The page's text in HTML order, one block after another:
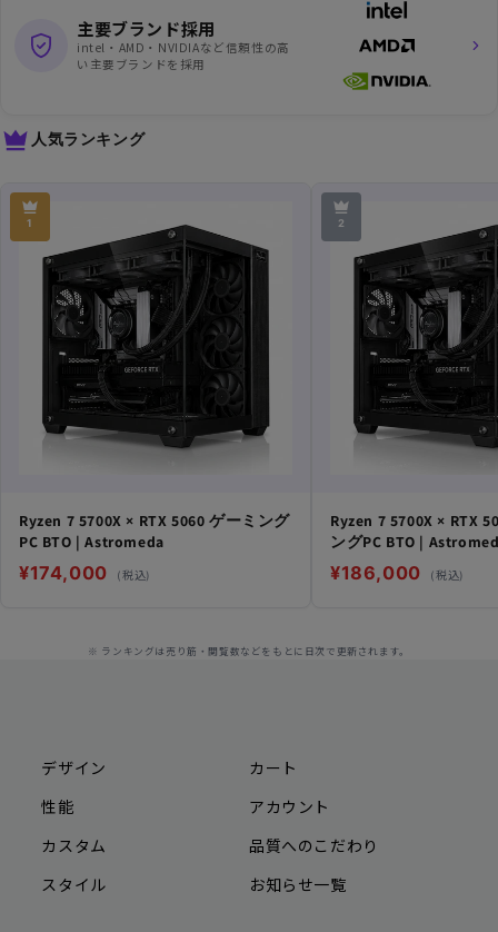
主要ブランド採用
intel・AMD・NVIDIAなど信頼性の高
い主要ブランドを採用
人気ランキング
1
Ryzen 7 5700X × RTX 5060 ゲーミング
PC BTO | Astromeda
¥174,000 (税込)
2
Ryzen 7 5700X × RTX
ングPC BTO |
¥186,000 (税込)
※ ランキングは売り筋・閲覧数などをもとに日次で更新されます。
デザイン
性能
カスタム
スタイル
カート
アカウント
品質へのこだわり
お知らせ一覧